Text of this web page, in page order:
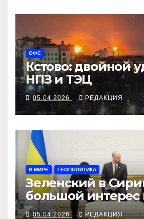
ОФС
Кстово: двойной
НПЗ и ТЭЦ
05.04.2026 РЕДАКЦИЯ
В МИРЕ ГЕОПОЛИТИКА
Зеленский в
большой интерес
военным опытом»
05.04.2026 РЕДАКЦИЯ